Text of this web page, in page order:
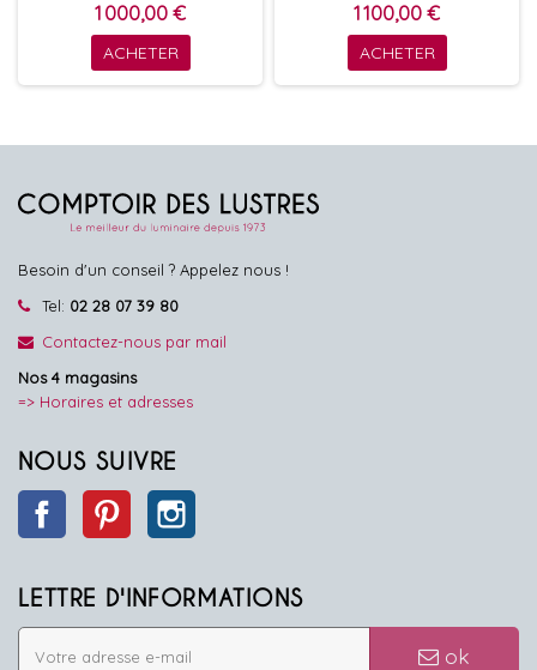
1 000,00 €
ACHETER
1 100,00 €
ACHETER
Besoin d'un conseil ? Appelez nous !
Tel: 02 28 07 39 80
Contactez-nous par mail
Nos 4 magasins
=> Horaires et adresses
NOUS SUIVRE
Facebook Pinterest
LETTRE D'INFORMATIONS
ok